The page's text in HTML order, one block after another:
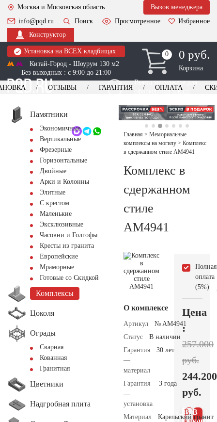
Москва и Московская область
Вызов менеджера
info@pqd.ru
Поиск Просмотренное
Избранное
Конструктор
Установка на ВСЕХ кладбищах
Китай-Город - Шоурум 130 м2
Без выходных : с 9:00 до 21:00
0
0 0 руб.
Корзина
Выезд менеджера для
оформления заказа
+7 (495) 518-44-23
Обратный звонок
ОТЗЫВЫ ГАРАНТИЯ ОПЛАТА
Памятники
Экономичные
Вертикальные
Фрезерные
Горизонтальные
Двойные
Арки и Колонны
Элитные
С крестом
Маленькие
Эксклюзивные
Часовни и Голгофы
Кресты из гранита
Европейские
Мраморные
Готовые со Скидкой
Комплексы
Цоколя
Ограды
Сварная
Кованная
Гранитная
Цветники
Надгробная плита
Главная > Мемориальные
комплексы на могилу > Комплекс
в сдержанном стиле AM4941
Комплекс в
сдержанном
стиле
AM4941
О комплексе
Артикул
№ AM4941
Статус
В наличии
Гарантия
—
материал
30 лет
Гарантия
—
установка
3 года
Материал
Карельский гранит
Полная
оплата
(5%)
Цена
:
257.000
руб.
244.200
руб.
В
В 1